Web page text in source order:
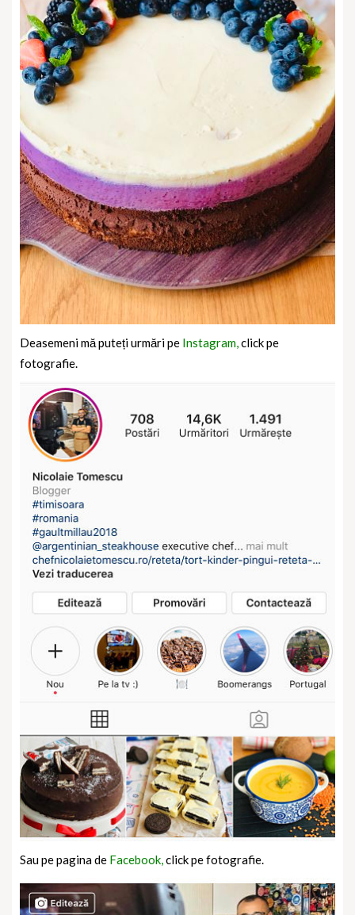
Deasemeni mă puteți urmări pe Instagram,click pe
fotografie.
Sau pe pagina de Facebook,click pe fotografie.